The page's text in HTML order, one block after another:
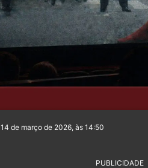
de março de 2026, às 14:50
PUBLICIDADE